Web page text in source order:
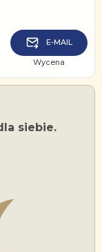
E-MAIL
Wycena
siebie.